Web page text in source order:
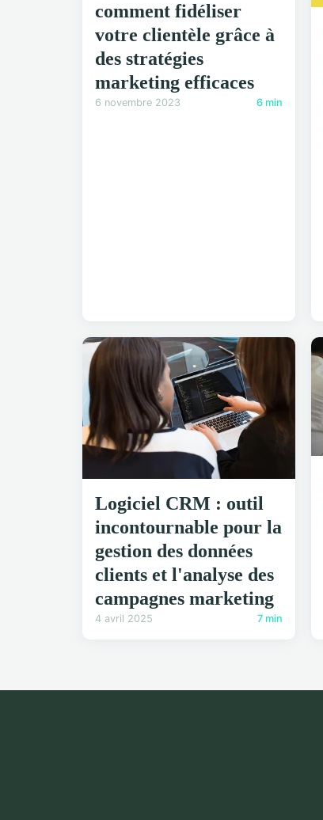
comment fidéliser
votre clientèle grâce à
des stratégies
marketing efficaces
6 novembre 2023 6 min
Logiciel CRM : outil
incontournable pour la
gestion des données
clients et l'analyse des
campagnes marketing
4 avril 2025 7 min